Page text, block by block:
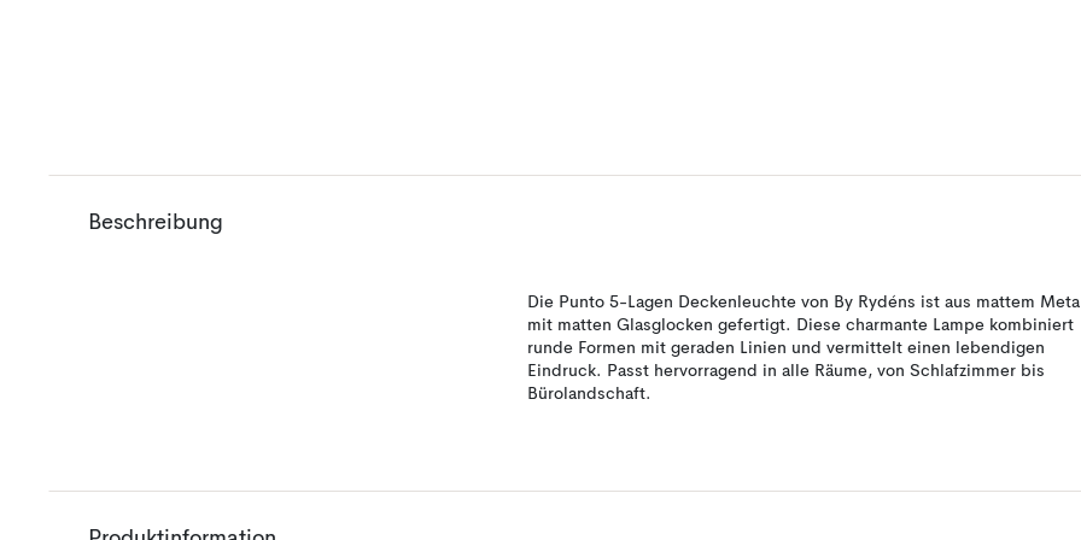
Beschreibung
Die Punto 5-Lagen Deckenleuchte von By Rydéns ist aus mattem
mit matten Glasglocken gefertigt. Diese charmante Lampe kombiniert
runde Formen mit geraden Linien und vermittelt einen lebendigen
Eindruck. Passt hervorragend in alle Räume, von Schlafzimmer bis
Bürolandschaft.